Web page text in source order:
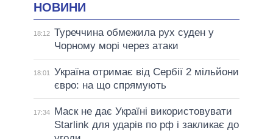
НОВИНИ
18:12 Туреччина обмежила рух суден у
Чорному морі через атаки
18:01
Україна отримає від Сербії 2 мільйони
євро: на що спрямують
17:34
Маск не дає Україні використовувати
Starlink для ударів по рф і закликає до